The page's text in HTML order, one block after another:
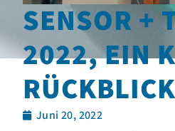
SENSOR +
2022, EIN
RÜCKBLICK
Juni 20, 2022